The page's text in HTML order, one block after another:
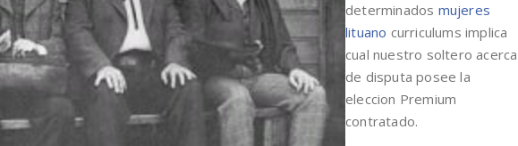
determinados mujeres
lituano curriculums implica
cual nuestro soltero acerca
de disputa posee la
eleccion Premium
contratado.